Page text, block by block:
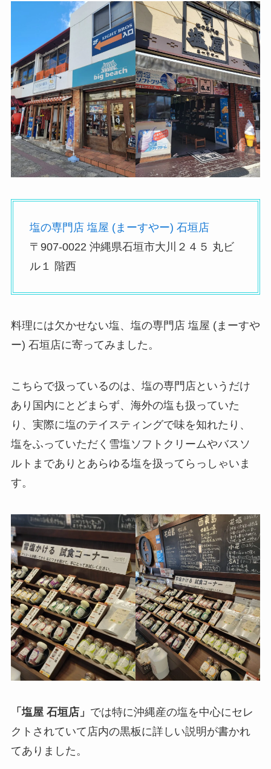
塩の専門店 塩屋 (まーすやー) 石垣店
〒907-0022 沖縄県石垣市大川２４５ 丸ビ
ル１ 階西
料理には欠かせない塩、塩の専門店 塩屋 (まーすや
ー) 石垣店に寄ってみました。
こちらで扱っているのは、塩の専門店というだけ
あり国内にとどまらず、海外の塩も扱っていた
り、実際に塩のテイスティングで味を知れたり、
塩をふっていただく雪塩ソフトクリームやバスソ
ルトまでありとあらゆる塩を扱ってらっしゃいま
す。
「塩屋 石垣店」 では特に沖縄産の塩を中心にセレ
クトされていて店内の黒板に詳しい説明が書かれ
てありました。